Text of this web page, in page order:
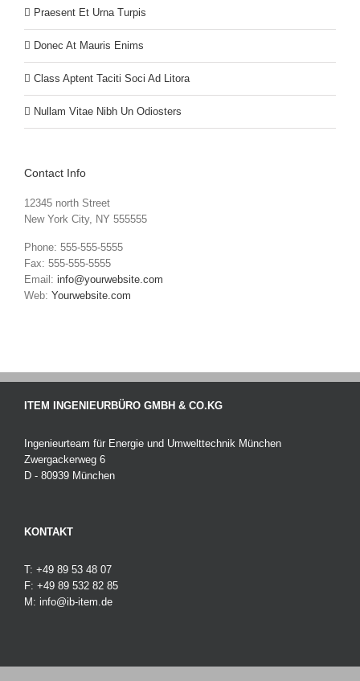
Praesent Et Urna Turpis
Donec At Mauris Enims
Class Aptent Taciti Soci Ad Litora
Nullam Vitae Nibh Un Odiosters
Contact Info
12345 north Street
New York City, NY 555555
Phone: 555-555-5555
Fax: 555-555-5555
Email: info@yourwebsite.com
Web: Yourwebsite.com
ITEM INGENIEURBÜRO GMBH & CO.KG
Ingenieurteam für Energie und Umwelttechnik München
Zwergackerweg 6
D - 80939 München
KONTAKT
T: +49 89 53 48 07
F: +49 89 532 82 85
M: info@ib-item.de